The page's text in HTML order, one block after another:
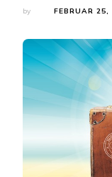
by FEBRUAR 25,